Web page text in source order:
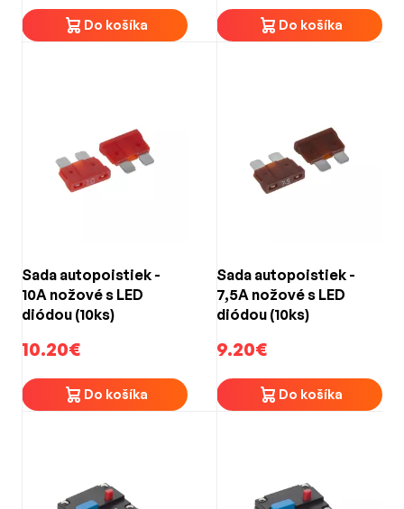
Do košíka Do košíka
Sada autopoistiek -
10A nožové s LED
diódou (10ks)
10.20€
Do košíka
Sada autopoistiek -
7,5A nožové s LED
diódou (10ks)
9.20€
Do košíka